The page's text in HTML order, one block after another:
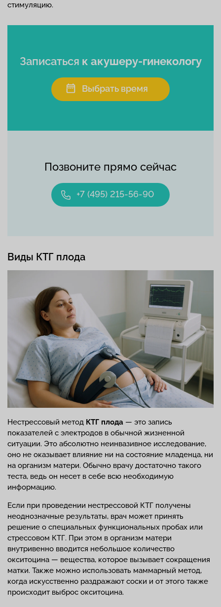
стимуляцию.
Позвоните прямо сейчас
+7 (495) 215-56-90
Записаться к акушеру-гинекологу
Выбрать время
Виды КТГ плода
Нестрессовый метод КТГ плода — это запись
показателей с электродов в обычной жизненной
ситуации. Это абсолютно неинвазивное исследование,
оно не оказывает влияние ни на состояние младенца, ни
на организм матери. Обычно врачу достаточно такого
теста, ведь он несет в себе всю необходимую
информацию.
Если при проведении нестрессовой КТГ получены
неоднозначные результаты, врач может принять
решение о специальных функциональных пробах или
стрессовом КТГ. При этом в организм матери
внутривенно вводится небольшое количество
окситоцина — вещества, которое вызывает сокращения
матки. Также можно использовать маммарный метод,
когда искусственно раздражают соски и от этого также
происходит выброс окситоцина.